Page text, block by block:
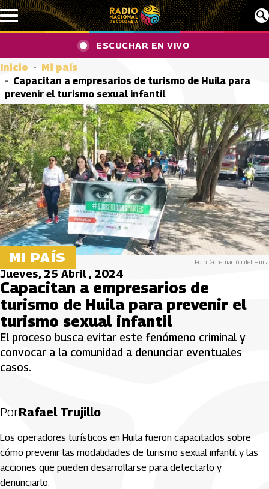
Pasar al contenido principal
ESCUCHAR EN VIVO
Inicio
Mi país
Capacitan a empresarios de turismo de Huila para
prevenir el turismo sexual infantil
MI PAÍS Foto: Gobernación del Huila
Jueves, 25 Abril , 2024
Capacitan a empresarios de
turismo de Huila para prevenir el
turismo sexual infantil
El proceso busca evitar este fenómeno criminal y
convocar a la comunidad a denunciar eventuales
casos.
PorRafael Trujillo
Los operadores turísticos en Huila fueron capacitados sobre
cómo prevenir las modalidades de turismo sexual infantil y las
acciones que pueden desarrollarse para detectarlo y
denunciarlo.